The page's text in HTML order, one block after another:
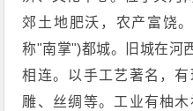
郊土地肥沃，农产富饶
称"南掌")都城。旧城在河
相连。以手工艺著名，
雕、丝绸等。工业有柚